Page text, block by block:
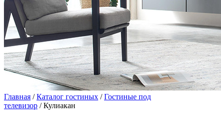
Главная /Каталог гостиных /Гостиные под
телевизор / Кулиакан